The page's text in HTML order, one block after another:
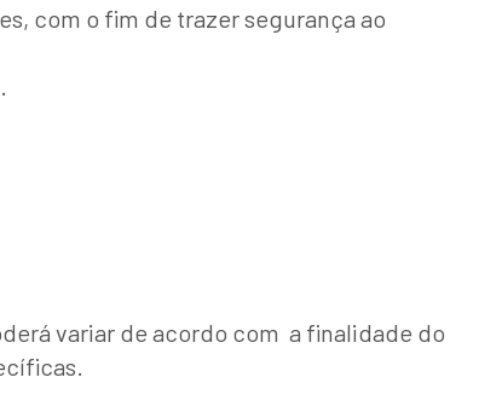
com o fim de trazer segurança ao
variar de acordo com a finalidade do